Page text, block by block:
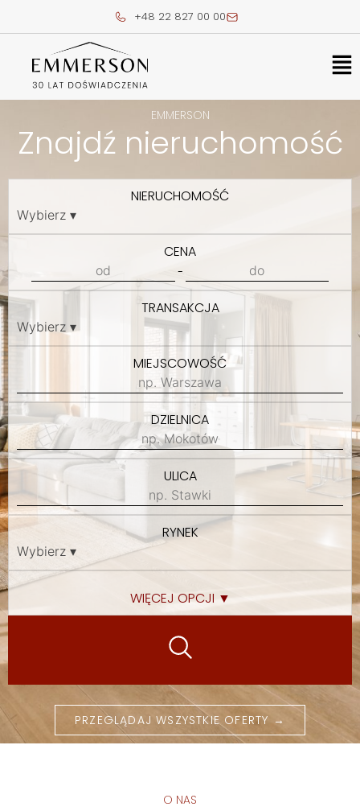
+48 22 827 00 00
EMMERSON
Znajdź nieruchomość
NIERUCHOMOŚĆ
CENA
-
TRANSAKCJA
MIEJSCOWOŚĆ
DZIELNICA
ULICA
RYNEK
WIĘCEJ OPCJI ▼
PRZEGLĄDAJ WSZYSTKIE OFERTY →
O NAS